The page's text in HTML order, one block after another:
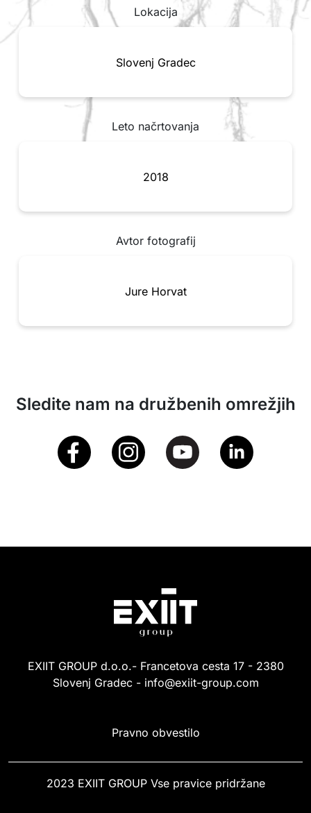
Lokacija
Slovenj Gradec
Leto načrtovanja
2018
Avtor fotografij
Jure Horvat
Sledite nam na družbenih omrežjih
EXIIT GROUP d.o.o.- Francetova cesta 17 - 2380
Slovenj Gradec - info@exiit-group.com
Pravno obvestilo
2023 EXIIT GROUP Vse pravice pridržane